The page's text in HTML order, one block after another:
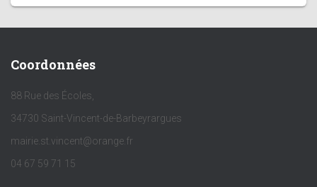
Coordonnées
88 Rue des Écoles,
34730 Saint-Vincent-de-Barbeyrargues
mairie.st.vincent@orange.fr
04 67 59 71 15